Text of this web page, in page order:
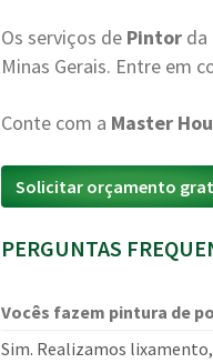
Os serviços de Pintor da
Minas Gerais. Entre em
Conte com a Master
Solicitar orçamento
PERGUNTAS
Vocês fazem pintura de
Sim. Realizamos